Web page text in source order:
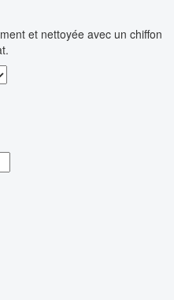
et nettoyée avec un chiffon